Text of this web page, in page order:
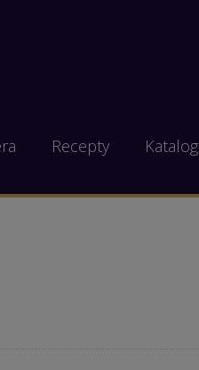
Recepty Katalog